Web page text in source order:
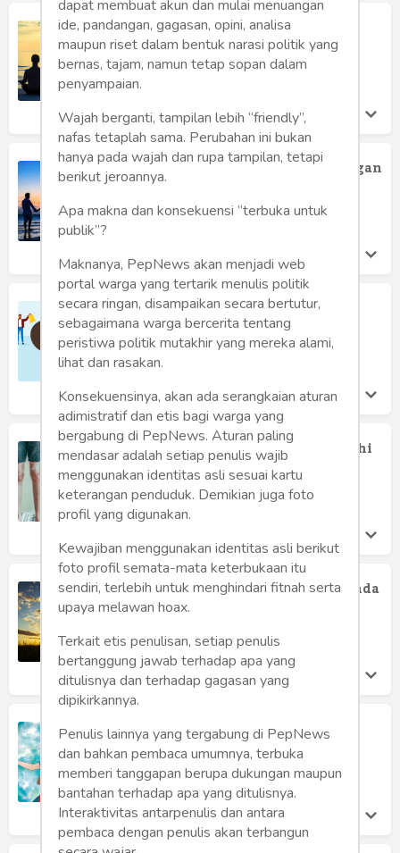
Gaya
Wisata
Wanita
Romantis di Luar Kotak
Suko Waspodo
Selasa 14 Feb, 2023
12 Kesalahan Orang Tentang Hubungan
Suko Waspodo
Jumat 10 Feb, 2023
Apa Itu 'Love Bombing'?
Suko Waspodo
Jumat 3 Feb, 2023
Cara Ekuitas Hubungan Memengaruhi
Gairah Seksual Wanita
Suko Waspodo
Selasa 17 Jan, 2023
Berapa Banyak Waktu yang Ingin Anda
Habiskan Bersama Pasangan Anda?
Rabu 11 Jan, 2023
8 Motif Hubungan Konsensual Non-
Monogami
Suko Waspodo
Jumat 18 Nov, 2022
dapat membuat akun dan mulai menuangan
ide, pandangan, gagasan, opini, analisa
maupun riset dalam bentuk narasi politik yang
bernas, tajam, namun tetap sopan dalam
penyampaian.
Wajah berganti, tampilan lebih “friendly”,
nafas tetaplah sama. Perubahan ini bukan
hanya pada wajah dan rupa tampilan, tetapi
berikut jeroannya.
Apa makna dan konsekuensi “terbuka untuk
publik”?
Maknanya, PepNews akan menjadi web
portal warga yang tertarik menulis politik
secara ringan, disampaikan secara bertutur,
sebagaimana warga bercerita tentang
peristiwa politik mutakhir yang mereka alami,
lihat dan rasakan.
Konsekuensinya, akan ada serangkaian aturan
adimistratif dan etis bagi warga yang
bergabung di PepNews. Aturan paling
mendasar adalah setiap penulis wajib
menggunakan identitas asli sesuai kartu
keterangan penduduk. Demikian juga foto
profil yang digunakan.
Kewajiban menggunakan identitas asli berikut
foto profil semata-mata keterbukaan itu
sendiri, terlebih untuk menghindari fitnah serta
upaya melawan hoax.
Terkait etis penulisan, setiap penulis
bertanggung jawab terhadap apa yang
ditulisnya dan terhadap gagasan yang
dipikirkannya.
Penulis lainnya yang tergabung di PepNews
dan bahkan pembaca umumnya, terbuka
memberi tanggapan berupa dukungan maupun
bantahan terhadap apa yang ditulisnya.
Interaktivitas antarpenulis dan antara
pembaca dengan penulis akan terbangun